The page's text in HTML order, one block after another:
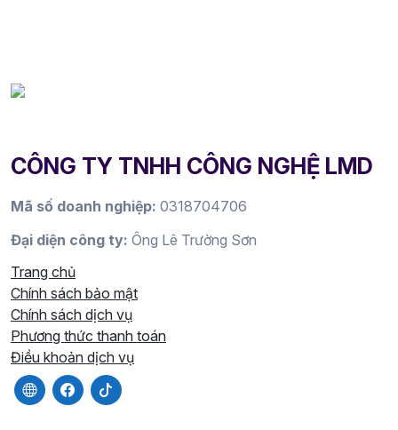
CÔNG TY TNHH CÔNG NGHỆ LMD
Mã số doanh nghiệp: 0318704706
Đại diện công ty: Ông Lê Trường Sơn
Trang chủ
Chính sách bảo mật
Chính sách dịch vụ
Phương thức thanh toán
Điều khoản dịch vụ